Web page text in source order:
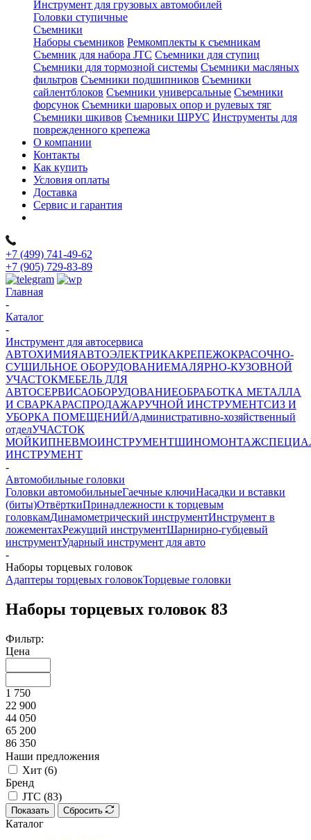
Инструмент для грузовых автомобилей
Головки ступичные
Съемники
Наборы съемников Ремкомплекты к съемникам
Съемник для набора JTC Съемники для ступиц
Съемники для тормозной системы Съемники масляных
фильтров Съемники подшипников Съемники
сайлентблоков Съемники универсальные Съемники
форсунок Съемники шаровых опор и рулевых тяг
Съемники шкивов Съемники ШРУС Инструменты для
поврежденного крепежа
О компании
Контакты
Как купить
Условия оплаты
Доставка
Сервис и гарантия
+7 (499) 741-49-62
+7 (905) 729-83-89
Главная
-
Каталог
-
Инструмент для автосервиса
АВТОХИМИЯАВТОЭЛЕКТРИКАКРЕПЕЖОКРАСОЧНО-
СУШИЛЬНОЕ ОБОРУДОВАНИЕМАЛЯРНО-КУЗОВНОЙ
УЧАСТОКМЕБЕЛЬ ДЛЯ
АВТОСЕРВИСАОБОРУДОВАНИЕОБРАБОТКА МЕТАЛЛА
И СВАРКАРАСПРОДАЖАРУЧНОЙ ИНСТРУМЕНТСИЗ И
УБОРКА ПОМЕЩЕНИЙ/Административно-хозяйственный
отделУЧАСТОК
МОЙКИПНЕВМОИНСТРУМЕНТШИНОМОНТАЖ
ИНСТРУМЕНТ
-
Автомобильные головки
Головки автомобильныеГаечные ключиНасадки и вставки
(биты)ОтвёрткиПринадлежности к торцевым
головкамДинамометрический инструментИнструмент в
ложементахРежущий инструментШарнирно-губцевый
инструментУдарный инструмент для авто
-
Наборы торцевых головок
Адаптеры торцевых головокТорцевые головки
Наборы торцевых головок 83
Фильтр:
Цена
1 750
22 900
44 050
65 200
86 350
Наши предложения
Хит (6)
Бренд
JTC (83)
Показать Сбросить
Каталог